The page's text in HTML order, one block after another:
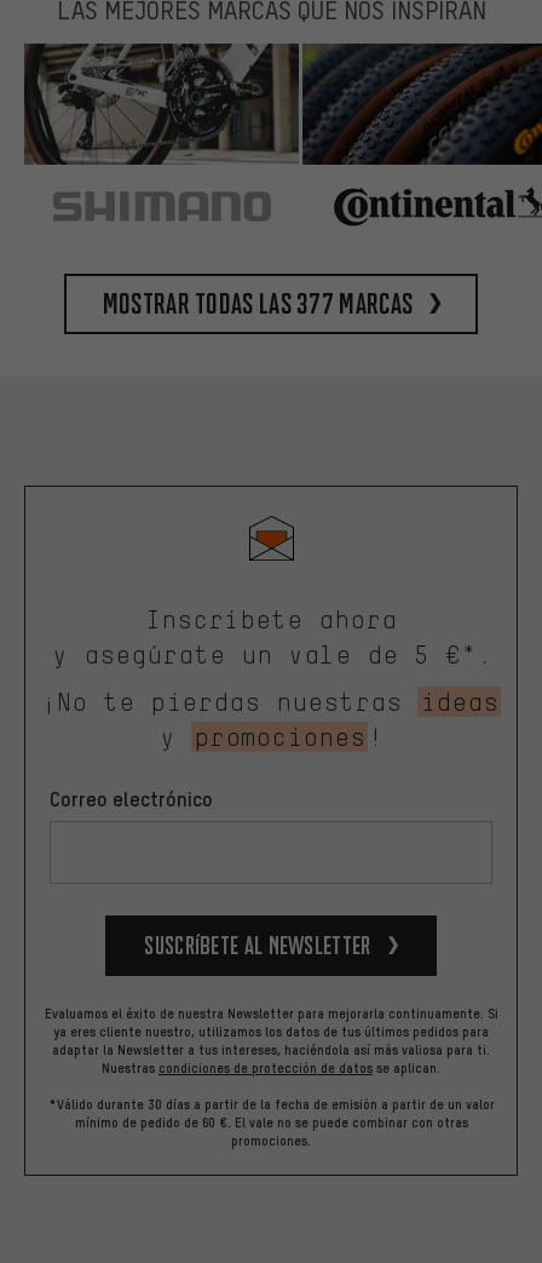
LAS MEJORES MARCAS QUE NOS INSPIRAN
Mostrar todas las 377 marcas
Inscríbete ahora
y asegúrate un vale de 5 €*.
¡No te pierdas nuestras
ideas
y
promociones !
Correo electrónico
Suscríbete al newsletter
Evaluamos el éxito de nuestra Newsletter para mejorarla continuamente. Si
ya eres cliente nuestro, utilizamos los datos de tus últimos pedidos para
adaptar la Newsletter a tus intereses, haciéndola así más valiosa para ti.
Nuestras condiciones de protección de datos se aplican.
*Válido durante 30 días a partir de la fecha de emisión a partir de un valor
mínimo de pedido de 60 €. El vale no se puede combinar con otras
promociones.